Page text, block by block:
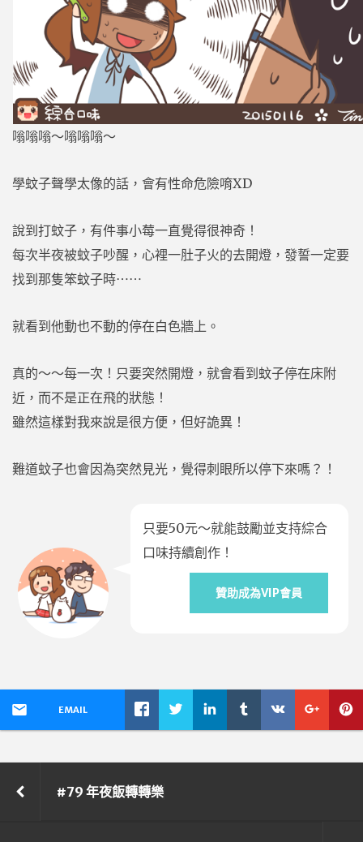
嗡嗡嗡～嗡嗡嗡～
學蚊子聲學太像的話，會有性命危險唷XD
說到打蚊子，有件事小莓一直覺得很神奇！
每次半夜被蚊子吵醒，心裡一肚子火的去開燈，發誓一定要
找到那隻笨蚊子時⋯⋯
就看到他動也不動的停在白色牆上。
真的～～每一次！只要突然開燈，就會看到蚊子停在床附
近，而不是正在飛的狀態！
雖然這樣對我來說是很方便，但好詭異！
難道蚊子也會因為突然見光，覺得刺眼所以停下來嗎？！
只要50元～就能鼓勵並支持綜合
口味持續創作！
贊助成為VIP會員
EMAIL
#79 年夜飯轉轉樂